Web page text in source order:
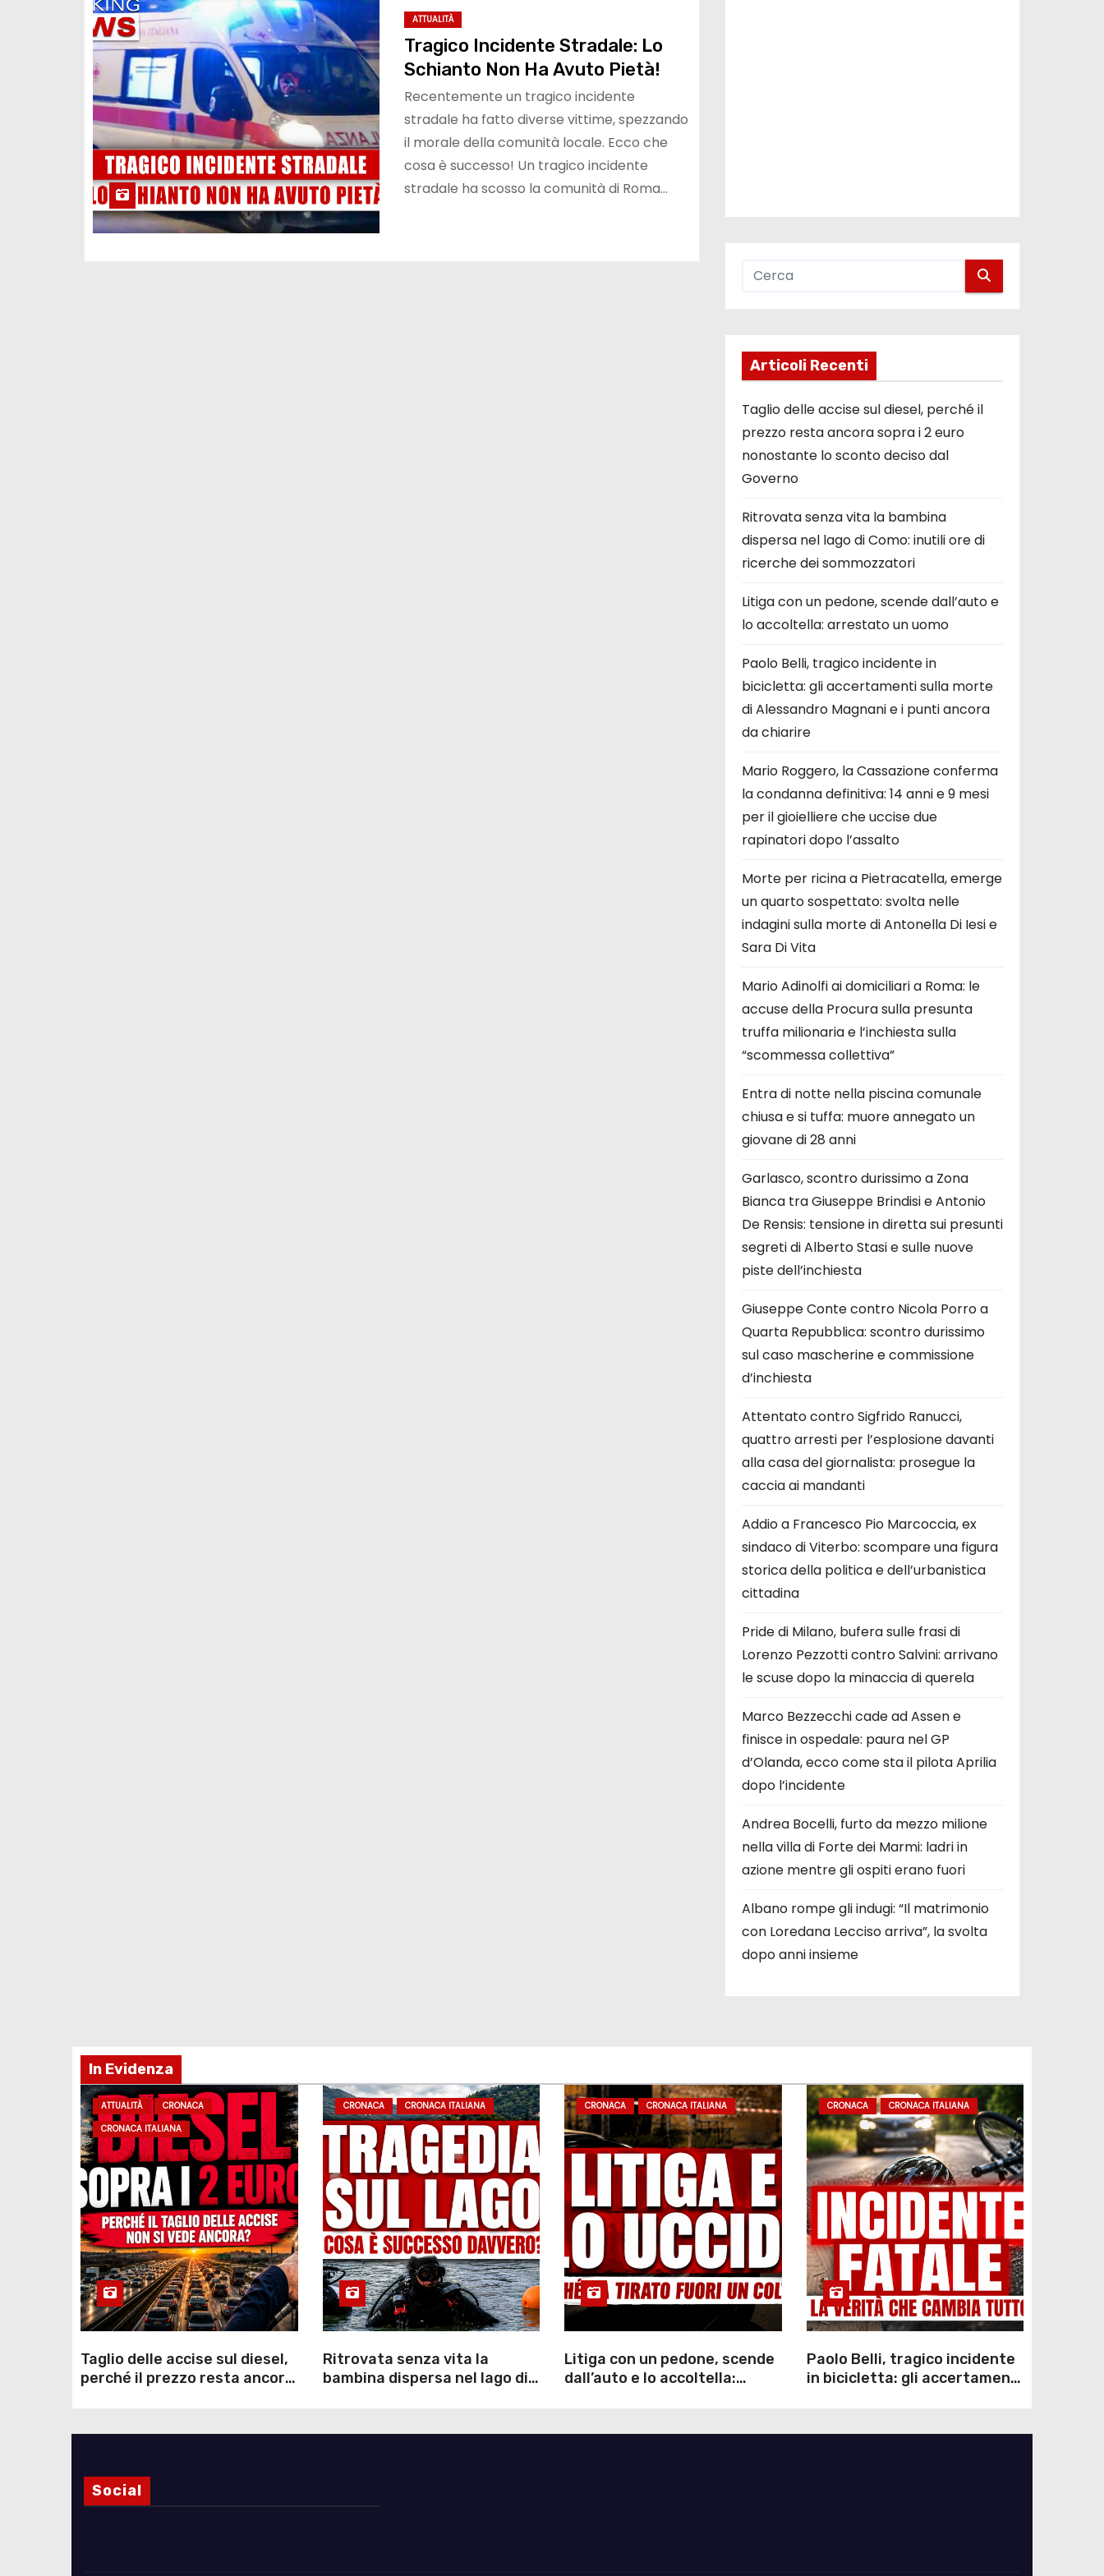
ATTUALITÀ
Tragico Incidente Stradale: Lo
Schianto Non Ha Avuto Pietà!
Recentemente un tragico incidente
stradale ha fatto diverse vittime, spezzando
il morale della comunità locale. Ecco che
cosa è successo! Un tragico incidente
stradale ha scosso la comunità di Roma…
Articoli Recenti
Taglio delle accise sul diesel, perché il
prezzo resta ancora sopra i 2 euro
nonostante lo sconto deciso dal
Governo
Ritrovata senza vita la bambina
dispersa nel lago di Como: inutili ore di
ricerche dei sommozzatori
Litiga con un pedone, scende dall’auto e
lo accoltella: arrestato un uomo
Paolo Belli, tragico incidente in
bicicletta: gli accertamenti sulla morte
di Alessandro Magnani e i punti ancora
da chiarire
Mario Roggero, la Cassazione conferma
la condanna definitiva: 14 anni e 9 mesi
per il gioielliere che uccise due
rapinatori dopo l’assalto
Morte per ricina a Pietracatella, emerge
un quarto sospettato: svolta nelle
indagini sulla morte di Antonella Di Iesi e
Sara Di Vita
Mario Adinolfi ai domiciliari a Roma: le
accuse della Procura sulla presunta
truffa milionaria e l’inchiesta sulla
“scommessa collettiva”
Entra di notte nella piscina comunale
chiusa e si tuffa: muore annegato un
giovane di 28 anni
Garlasco, scontro durissimo a Zona
Bianca tra Giuseppe Brindisi e Antonio
De Rensis: tensione in diretta sui presunti
segreti di Alberto Stasi e sulle nuove
piste dell’inchiesta
Giuseppe Conte contro Nicola Porro a
Quarta Repubblica: scontro durissimo
sul caso mascherine e commissione
d’inchiesta
Attentato contro Sigfrido Ranucci,
quattro arresti per l’esplosione davanti
alla casa del giornalista: prosegue la
caccia ai mandanti
Addio a Francesco Pio Marcoccia, ex
sindaco di Viterbo: scompare una figura
storica della politica e dell’urbanistica
cittadina
Pride di Milano, bufera sulle frasi di
Lorenzo Pezzotti contro Salvini: arrivano
le scuse dopo la minaccia di querela
Marco Bezzecchi cade ad Assen e
finisce in ospedale: paura nel GP
d’Olanda, ecco come sta il pilota Aprilia
dopo l’incidente
Andrea Bocelli, furto da mezzo milione
nella villa di Forte dei Marmi: ladri in
azione mentre gli ospiti erano fuori
Albano rompe gli indugi: “Il matrimonio
con Loredana Lecciso arriva”, la svolta
dopo anni insieme
In Evidenza
ATTUALITÀ
CRONACA
CRONACA ITALIANA
Taglio delle accise sul diesel,
perché il prezzo resta ancora
CRONACA CRONACA ITALIANA
Ritrovata senza vita la
bambina dispersa nel lago di
CRONACA CRONACA ITALIANA
Litiga con un pedone, scende
dall’auto e lo accoltella:
CRONACA CRONACA ITALIANA
Paolo Belli, tragico incidente
in bicicletta: gli accertamenti
chiarire
Social